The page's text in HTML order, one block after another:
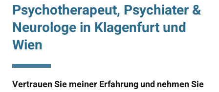
Psychotherapeut, Psychiater &
Neurologe in Klagenfurt und
Wien
Vertrauen Sie meiner Erfahrung und nehmen Sie